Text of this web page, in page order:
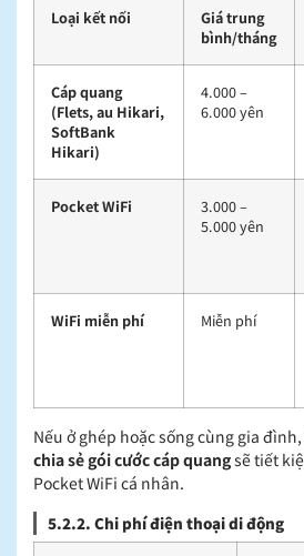
Loại kết nối
Giá trung
bình/tháng
Cáp quang
(Flets, au Hikari,
SoftBank
Hikari)
4.000 –
6.000 yên
Pocket WiFi
3.000 –
5.000 yên
WiFi miễn phí Miễn phí
Nếu ở ghép hoặc sống cùng gia
chia sẻ gói cước cáp quangsẽ tiết
Pocket WiFi cá nhân.
5.2.2. Chi phí điện thoại di động